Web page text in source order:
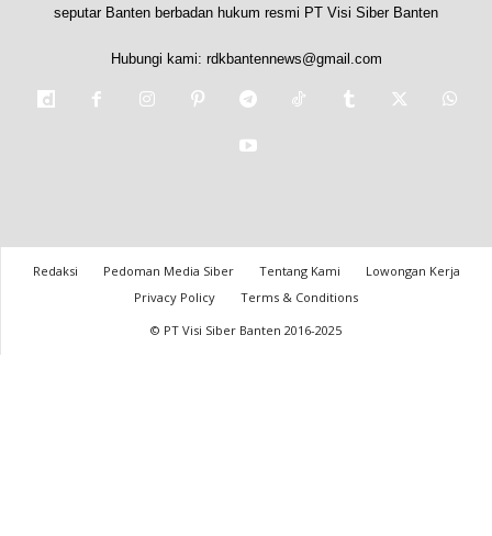
seputar Banten berbadan hukum resmi PT Visi Siber Banten
Hubungi kami: rdkbantennews@gmail.com
Redaksi Pedoman Media Siber Tentang Kami
Lowongan Kerja
Privacy Policy
Terms & Conditions
© PT Visi Siber Banten 2016-2025